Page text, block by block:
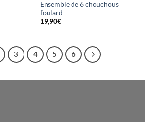
Ensemble de 6 chouchous
foulard
19,90€
3 4 5 6